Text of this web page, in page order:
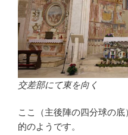
交差部にて東を向く
ここ（主後陣の四分球の
的のようです。